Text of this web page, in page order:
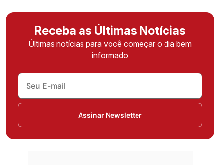
Receba as Últimas Notícias
Últimas notícias para você começar o dia bem
informado
Assinar Newsletter